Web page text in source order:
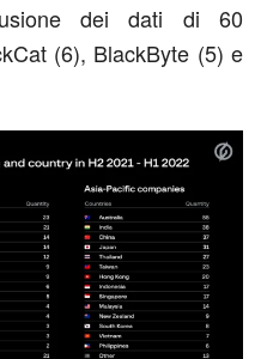
dei dati di 60
(6), BlackByte (5) e